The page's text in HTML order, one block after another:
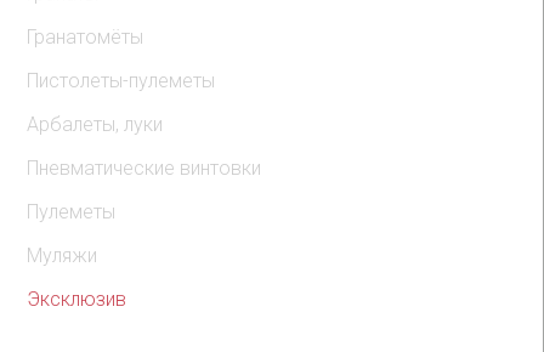
Гранатомёты
Пистолеты-пулеметы
Арбалеты, луки
Пневматические винтовки
Пулеметы
Муляжи
Эксклюзив